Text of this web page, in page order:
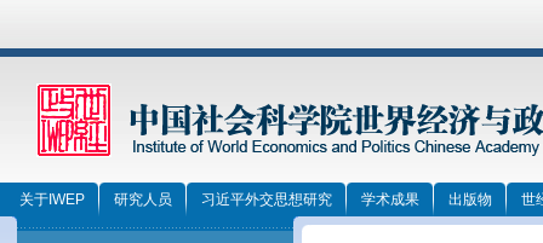
关于IWEP 研究人员 习近平外交思想研究 学术成果 出版物 世